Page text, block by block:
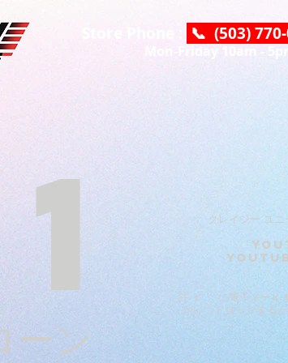
📞 (503)
Mon-Friday 10am -
ーン
クレイジー ユニ
「
YouTube
注 : に電子メールま
がいつドロップする